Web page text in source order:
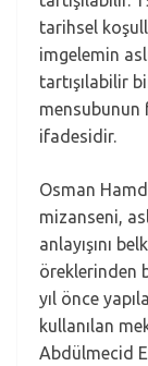
tarihsel
imgelemin
tartışılabilir
mensubunun
ifadesidir.
Osman
mizanseni,
anlayışını
öreklerinden
yıl önce
kullanılan
Abdülmecid